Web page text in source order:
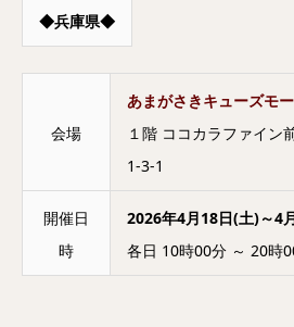
◆兵庫県◆
会場
あまがさきキューズモ
１階 ココカラファイン
1-3-1
開催日
時
2026年4月18日(土)～4
各日 10時00分 ～ 20時